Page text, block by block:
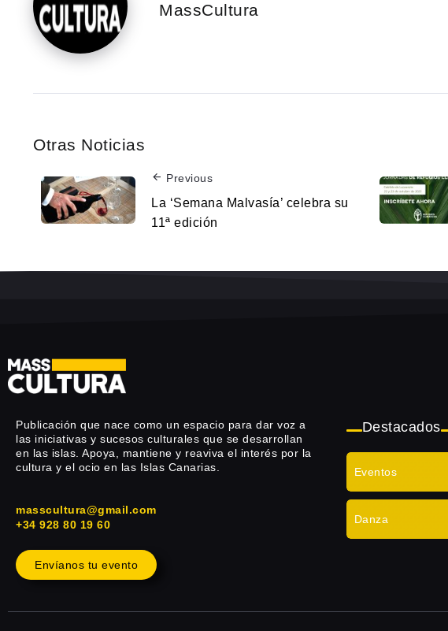
MassCultura
Otras Noticias
Previous
La ‘Semana Malvasía’ celebra su
11ª edición
Publicación que nace como un espacio para dar voz a
las iniciativas y sucesos culturales que se desarrollan
en las islas. Apoya, mantiene y reaviva el interés por la
cultura y el ocio en las Islas Canarias.
masscultura@gmail.com
+34 928 80 19 60
Envíanos tu evento
Destacados
Eventos
Danza